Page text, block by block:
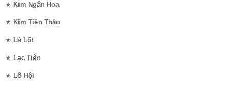
★ Kim Ngân Hoa
★ Kim Tiền Thảo
★ Lá Lốt
★ Lạc Tiên
★ Lô Hội